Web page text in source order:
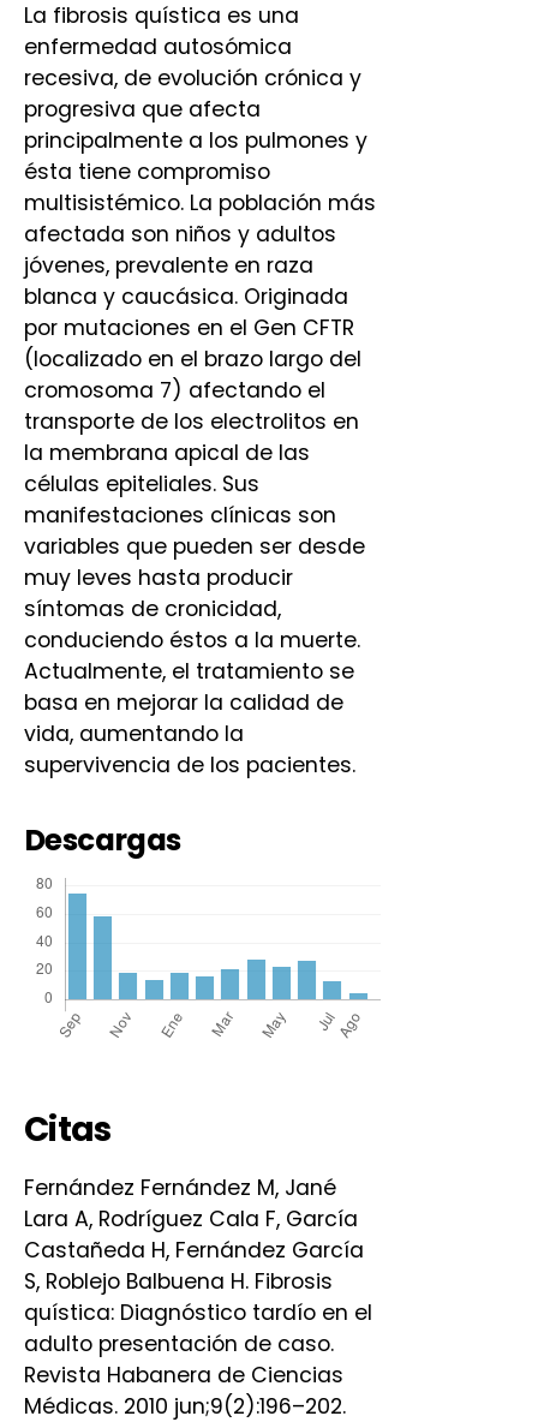
La fibrosis quística es una
enfermedad autosómica
recesiva, de evolución crónica y
progresiva que afecta
principalmente a los pulmones y
ésta tiene compromiso
multisistémico. La población más
afectada son niños y adultos
jóvenes, prevalente en raza
blanca y caucásica. Originada
por mutaciones en el Gen CFTR
(localizado en el brazo largo del
cromosoma 7) afectando el
transporte de los electrolitos en
la membrana apical de las
células epiteliales. Sus
manifestaciones clínicas son
variables que pueden ser desde
muy leves hasta producir
síntomas de cronicidad,
conduciendo éstos a la muerte.
Actualmente, el tratamiento se
basa en mejorar la calidad de
vida, aumentando la
supervivencia de los pacientes.
Descargas
Citas
Fernández Fernández M, Jané
Lara A, Rodríguez Cala F, García
Castañeda H, Fernández García
S, Roblejo Balbuena H. Fibrosis
quística: Diagnóstico tardío en el
adulto presentación de caso.
Revista Habanera de Ciencias
Médicas. 2010 jun;9(2):196–202.